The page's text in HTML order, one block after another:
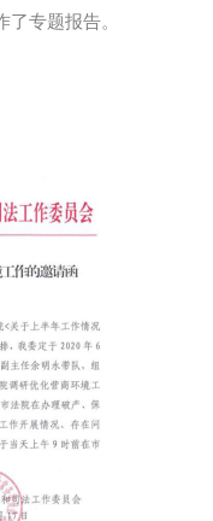
专题报告。